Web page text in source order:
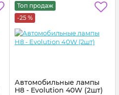
Топ продаж
-25 %
Автомобильные лампы
H8 - Evolution 40W (2шт)